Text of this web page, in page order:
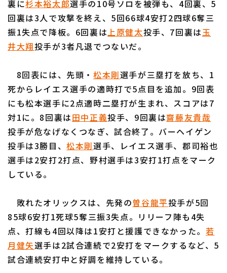
運営会社（別ウィンドウで開く） よくある質問
特定商取引法の表示 アルバイト募集 （別ウィンドウで開く
裏に杉本裕太郎選手の10号ソロを被弾も、4回裏、5
回裏は3人で攻撃を終え、5回66球4安打2四球6奪三
振1失点で降板。6回裏は上原健太投手、7回裏は玉
井大翔投手が3者凡退でつないだ。
8回表には、先頭・松本剛選手が三塁打を放ち、1
死からレイエス選手の適時打で5点目を追加。9回表
にも松本選手に2点適時二塁打が生まれ、スコアは7
対1に。8回裏は田中正義投手、9回裏は齋藤友貴哉
投手が危なげなくつなぎ、試合終了。バーヘイゲン
投手は3勝目、松本剛選手、レイエス選手、郡司裕也
選手は2安打2打点、野村選手は3安打1打点をマーク
している。
敗れたオリックスは、先発の曽谷龍平投手が5回
85球6安打1死球5奪三振3失点。リリーフ陣も4失
点、打線も4回以降は1安打と援護できなかった。 若
月健矢選手は2試合連続で2安打をマークするなど、5
試合連続安打中と好調を維持している。